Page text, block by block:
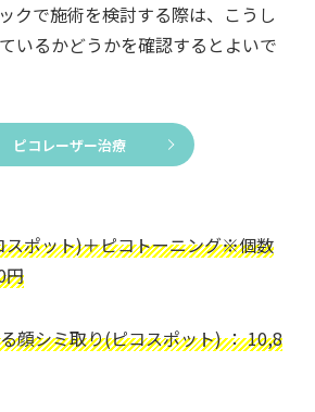
クで施術を検討する際は、こうし
いるかどうかを確認するとよいで
ピコレーザー治療
スポット)＋ピコトーニング※個数
円
顔シミ取り(ピコスポット) ： 10,8